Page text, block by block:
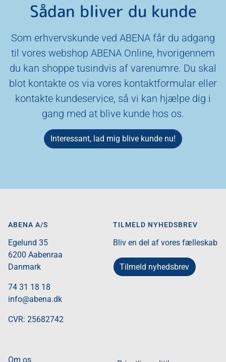
Sådan bliver du kunde
Som erhvervskunde ved ABENA får du adgang
til vores webshop ABENA Online, hvorigennem
du kan shoppe tusindvis af varenumre. Du skal
blot kontakte os via vores kontaktformular eller
kontakte kundeservice, så vi kan hjælpe dig i
gang med at blive kunde hos os.
Interessant, lad mig blive kunde nu!
ABENA A/S
Egelund 35​
6200 Aabenraa​
Danmark​
74 31 18 18
info@abena.dk
CVR: 25682742​
TILMELD NYHEDSBREV
Bliv en del af vores fælleskab
Tilmeld nyhedsbrev
Om os